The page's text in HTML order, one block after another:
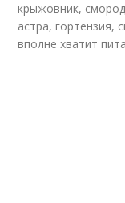
крыжовник,
астра, гортензия,
вполне хватит